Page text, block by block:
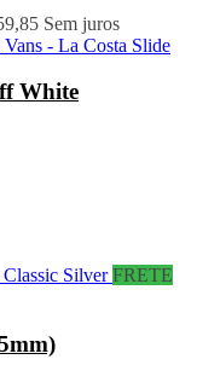
Sem juros
White
FRETE